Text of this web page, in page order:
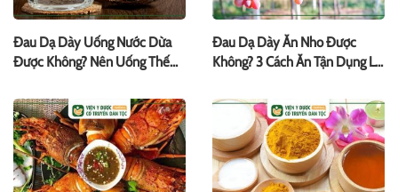
Đau Dạ Dày Uống Nước Dừa
Được Không? Nên Uống Thế
Đau Dạ Dày Ăn Nho Được
Không? 3 Cách Ăn Tận Dụng Lợi